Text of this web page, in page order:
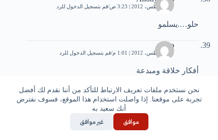
نحن نستخدم ملفات تعريف الارتباط للتأكد من أننا نقدم لك أفضل
تجربة على موقعنا. إذا واصلت استخدام هذا الموقع، فسوف نفترض
أنك سعيد به
موافق غير موافق
11 أغسطس، 2012 | 3:23 ص قم بتسجيل الدخول للرد
حلو….يسلمو
roro
12 أغسطس، 2012 | 1:01 م قم بتسجيل الدخول للرد
أفكار خلاقة ومبدعة
roro
12 أغسطس، 2012 | 1:01 م قم بتسجيل الدخول للرد
أفكار خلاقة ومبدعة